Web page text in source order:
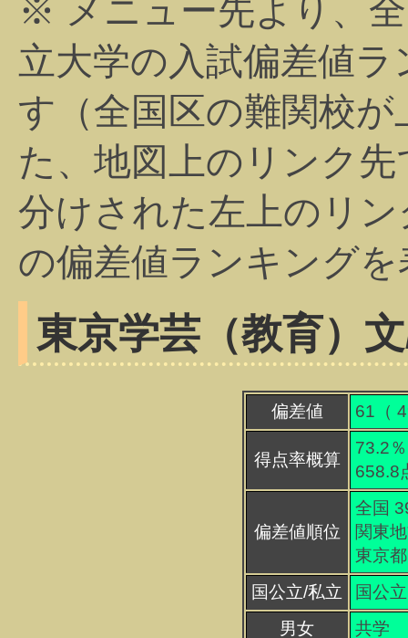
※ メニュー先より、
立大学の入試偏差値
す（全国区の難関校
た、地図上のリンク
分けされた左上のリ
の偏差値ランキング
東京学芸（教育）
偏差値 61（ 4
得点率概算
73.2％
658.8
偏差値順位
全国
関東
東京
国公立/私立
国公立
男女
共学